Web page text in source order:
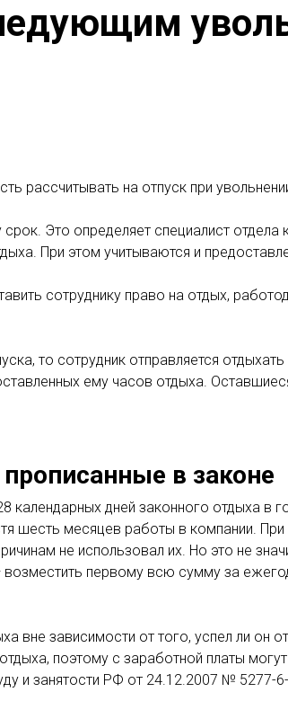
рассчитывать на отпуск при
Это определяет специалист
При этом учитываются и
сотруднику право на отдых,
то сотрудник отправляется
ему часов отдыха.
в законе
календарных дней законного отдыха
шесть месяцев работы в компании.
не использовал их. Но это не
возместить первому всю сумму за
вне зависимости от того, успел ли
поэтому с заработной платы
и занятости РФ от 24.12.2007 № 5277-